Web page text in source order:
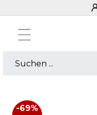
-69%